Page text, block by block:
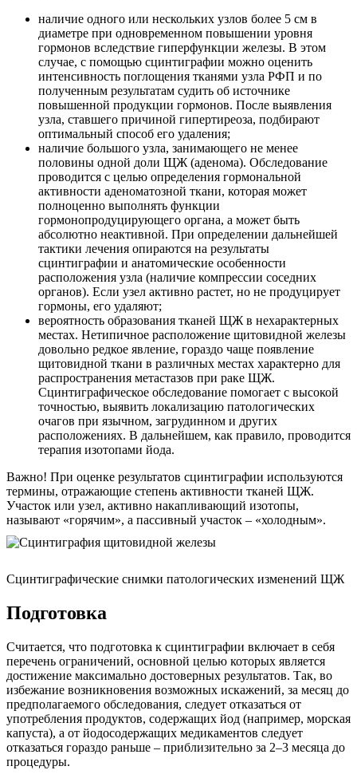
наличие одного или нескольких узлов более 5 см в
диаметре при одновременном повышении уровня
гормонов вследствие гиперфункции железы. В этом
случае, с помощью сцинтиграфии можно оценить
интенсивность поглощения тканями узла РФП и по
полученным результатам судить об источнике
повышенной продукции гормонов. После выявления
узла, ставшего причиной гипертиреоза, подбирают
оптимальный способ его удаления;
наличие большого узла, занимающего не менее
половины одной доли ЩЖ (аденома). Обследование
проводится с целью определения гормональной
активности аденоматозной ткани, которая может
полноценно выполнять функции
гормонопродуцирующего органа, а может быть
абсолютно неактивной. При определении дальнейшей
тактики лечения опираются на результаты
сцинтиграфии и анатомические особенности
расположения узла (наличие компрессии соседних
органов). Если узел активно растет, но не продуцирует
гормоны, его удаляют;
вероятность образования тканей ЩЖ в нехарактерных
местах. Нетипичное расположение щитовидной железы
довольно редкое явление, гораздо чаще появление
щитовидной ткани в различных местах характерно для
распространения метастазов при раке ЩЖ.
Сцинтиграфическое обследование помогает с высокой
точностью, выявить локализацию патологических
очагов при язычном, загрудинном и других
расположениях. В дальнейшем, как правило, проводится
терапия изотопами йода.
Важно! При оценке результатов сцинтиграфии используются
термины, отражающие степень активности тканей ЩЖ.
Участок или узел, активно накапливающий изотопы,
называют «горячим», а пассивный участок – «холодным».
Сцинтиграфические снимки патологических изменений ЩЖ
Подготовка
Считается, что подготовка к сцинтиграфии включает в себя
перечень ограничений, основной целью которых является
достижение максимально достоверных результатов. Так, во
избежание возникновения возможных искажений, за месяц до
предполагаемого обследования, следует отказаться от
употребления продуктов, содержащих йод (например, морская
капуста), а от йодосодержащих медикаментов следует
отказаться гораздо раньше – приблизительно за 2–3 месяца до
процедуры.